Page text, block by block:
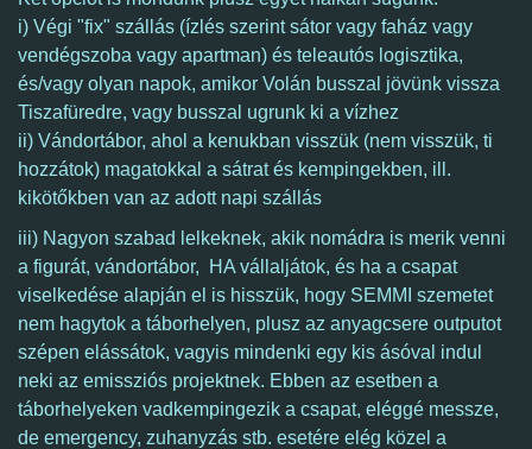
i) Végi "fix" szállás (ízlés szerint sátor vagy faház vagy
vendégszoba vagy apartman) és teleautós logisztika,
és/vagy olyan napok, amikor Volán busszal jövünk vissza
Tiszafüredre, vagy busszal ugrunk ki a vízhez
ii) Vándortábor, ahol a kenukban visszük (nem visszük, ti
hozzátok) magatokkal a sátrat és kempingekben, ill.
kikötőkben van az adott napi szállás
iii) Nagyon szabad lelkeknek, akik nomádra is merik venni
a figurát, vándortábor, HA vállaljátok, és ha a csapat
viselkedése alapján el is hisszük, hogy SEMMI szemetet
nem hagytok a táborhelyen, plusz az anyagcsere outputot
szépen elássátok, vagyis mindenki egy kis ásóval indul
neki az emissziós projektnek. Ebben az esetben a
táborhelyeken vadkempingezik a csapat, eléggé messze,
de emergency, zuhanyzás stb. esetére elég közel a